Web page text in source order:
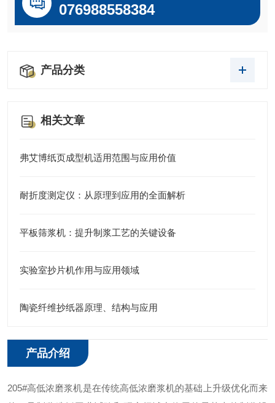
076988558384
产品分类
相关文章
弗艾博纸页成型机适用范围与应用价值
耐折度测定仪：从原理到应用的全面解析
平板筛浆机：提升制浆工艺的关键设备
实验室抄片机作用与应用领域
陶瓷纤维抄纸器原理、结构与应用
产品介绍
205#高低浓磨浆机是在传统高低浓磨浆机的基础上升级优化而来